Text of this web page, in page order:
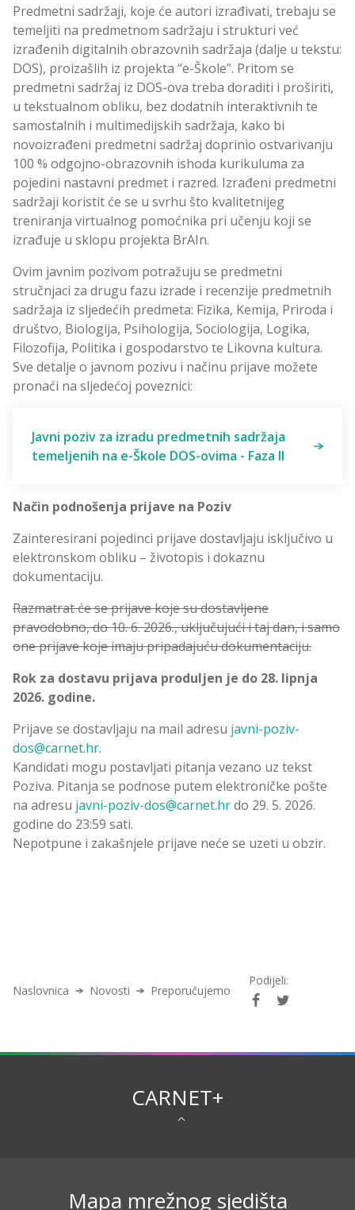
Predmetni sadržaji, koje će autori izrađivati, trebaju se
temeljiti na predmetnom sadržaju i strukturi već
izrađenih digitalnih obrazovnih sadržaja (dalje u tekstu:
DOS), proizašlih iz projekta “e-Škole”. Pritom se
predmetni sadržaj iz DOS-ova treba doraditi i proširiti,
u tekstualnom obliku, bez dodatnih interaktivnih te
samostalnih i multimedijskih sadržaja, kako bi
novoizrađeni predmetni sadržaj doprinio ostvarivanju
100 % odgojno-obrazovnih ishoda kurikuluma za
pojedini nastavni predmet i razred. Izrađeni predmetni
sadržaji koristit će se u svrhu što kvalitetnijeg
treniranja virtualnog pomoćnika pri učenju koji se
izrađuje u sklopu projekta BrAIn.
Ovim javnim pozivom potražuju se predmetni
stručnjaci za drugu fazu izrade i recenzije predmetnih
sadržaja iz sljedećih predmeta: Fizika, Kemija, Priroda i
društvo, Biologija, Psihologija, Sociologija, Logika,
Filozofija, Politika i gospodarstvo te Likovna kultura.
Sve detalje o javnom pozivu i načinu prijave možete
pronaći na sljedećoj poveznici:
Javni poziv za izradu predmetnih sadržaja
temeljenih na e-Škole DOS-ovima - Faza II
Način podnošenja prijave na Poziv
Zainteresirani pojedinci prijave dostavljaju isključivo u
elektronskom obliku – životopis i dokaznu
dokumentaciju.
Razmatrat će se prijave koje su dostavljene
pravodobno, do 10. 6. 2026., uključujući i taj dan, i samo
one prijave koje imaju pripadajuću dokumentaciju.
Rok za dostavu prijava produljen je do 28. lipnja
2026. godine.
Prijave se dostavljaju na mail adresu javni-poziv-
dos@carnet.hr.
Kandidati mogu postavljati pitanja vezano uz tekst
Poziva. Pitanja se podnose putem elektroničke pošte
na adresu javni-poziv-dos@carnet.hrdo 29. 5. 2026.
godine do 23:59 sati.
Nepotpune i zakašnjele prijave neće se uzeti u obzir.
Naslovnica Novosti Preporučujemo
Podijeli:
CARNET+
Mapa mrežnog sjedišta